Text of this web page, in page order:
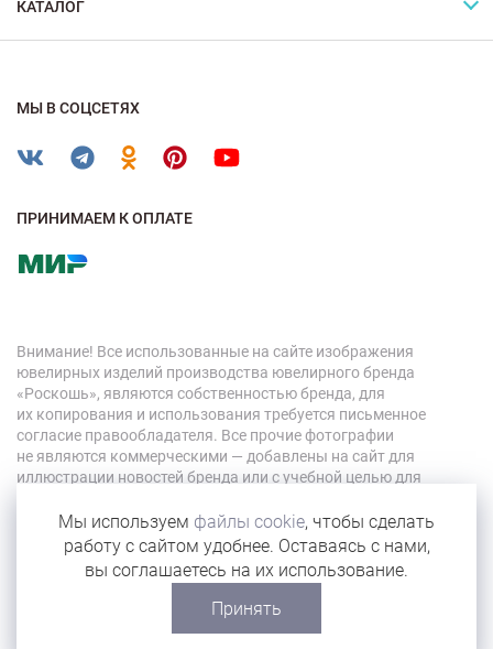
КАТАЛОГ
МЫ В СОЦСЕТЯХ
ПРИНИМАЕМ К ОПЛАТЕ
Внимание! Все использованные на сайте изображения
ювелирных изделий производства ювелирного бренда
«Роскошь», являются собственностью бренда, для
их копирования и использования требуется письменное
согласие правообладателя. Все прочие фотографии
не являются коммерческими — добавлены на сайт для
иллюстрации новостей бренда или с учебной целью для
© 2026 «Роскошь»
Мы используем файлы cookie, чтобы сделать
работу с сайтом удобнее. Оставаясь с нами,
вы соглашаетесь на их использование.
Принять